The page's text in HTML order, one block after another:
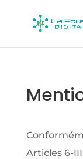
Articles 6-III